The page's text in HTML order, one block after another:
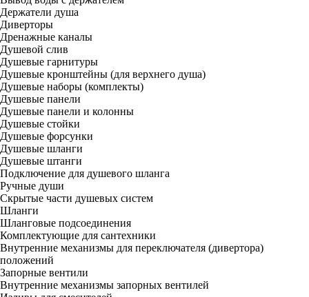
Держатели душа
Диверторы
Дренажные каналы
Душевой слив
Душевые гарнитуры
Душевые кронштейны (для верхнего душа)
Душевые наборы (комплекты)
Душевые панели
Душевые панели и колонны
Душевые стойки
Душевые форсунки
Душевые шланги
Душевые штанги
Подключение для душевого шланга
Ручные души
Скрытые части душевых систем
Шланги
Шланговые подсоединения
Комплектующие для сантехники
Внутренние механизмы для переключателя (дивертора)
положений
Запорные вентили
Внутренние механизмы запорных вентилей